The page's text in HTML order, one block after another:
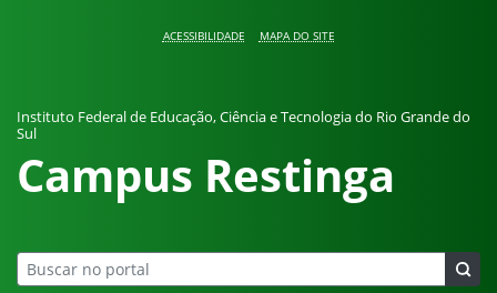
ACESSIBILIDADE MAPA DO SITE
Instituto Federal de Educação, Ciência e Tecnologia do Rio Grande do
Sul
Campus Restinga